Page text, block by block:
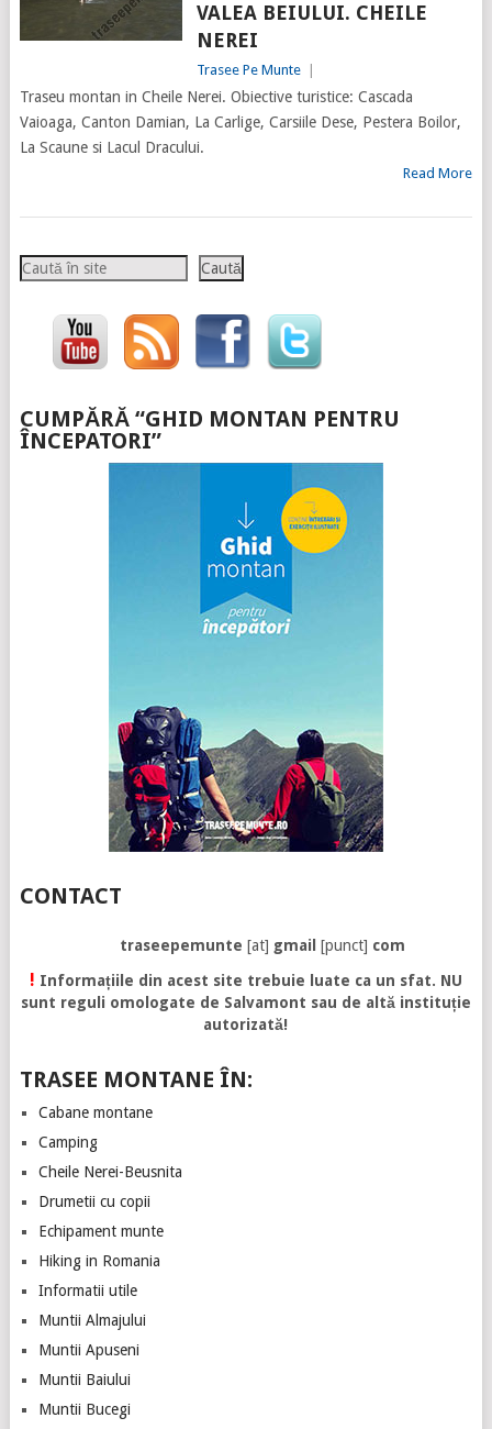
VALEA BEIULUI. CHEILE
NEREI
Trasee Pe Munte
Traseu montan in Cheile Nerei. Obiective turistice: Cascada
Vaioaga, Canton Damian, La Carlige, Carsiile Dese, Pestera Boilor,
La Scaune si Lacul Dracului.
Read More
Caută Caută
CUMPĂRĂ “GHID MONTAN PENTRU
ÎNCEPATORI”
CONTACT
traseepemunte [at] gmail [punct] com
! Informațiile din acest site trebuie luate ca un sfat. NU
sunt reguli omologate de Salvamont sau de altă instituție
autorizată!
TRASEE MONTANE ÎN:
Cabane montane
Camping
Cheile Nerei-Beusnita
Drumetii cu copii
Echipament munte
Hiking in Romania
Informatii utile
Muntii Almajului
Muntii Apuseni
Muntii Baiului
Muntii Bucegi